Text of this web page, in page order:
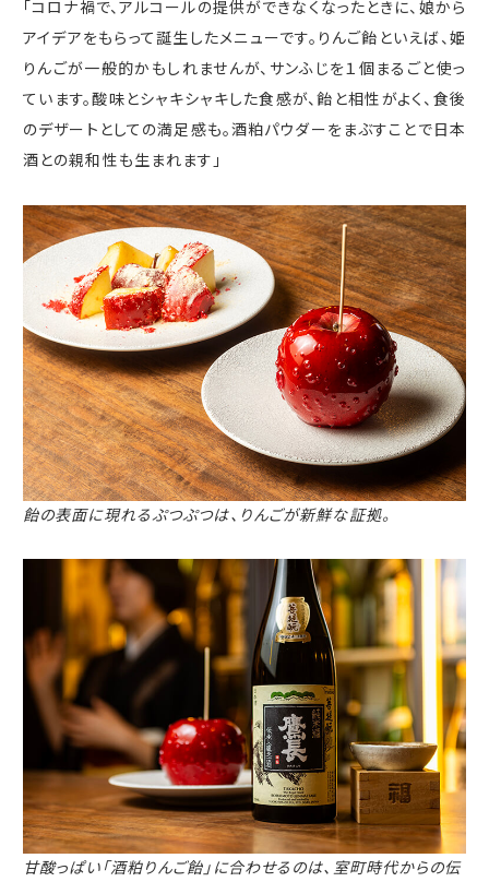
「コロナ禍で、アルコールの提供ができなくなったときに、娘から
アイデアをもらって誕生したメニューです。りんご飴といえば、姫
りんごが一般的かもしれませんが、サンふじを１個まるごと使っ
ています。酸味とシャキシャキした食感が、飴と相性がよく、食後
のデザートとしての満足感も。酒粕パウダーをまぶすことで日本
酒との親和性も生まれます」
飴の表面に現れるぷつぷつは、りんごが新鮮な証拠。
甘酸っぱい「酒粕りんご飴」に合わせるのは、室町時代からの伝